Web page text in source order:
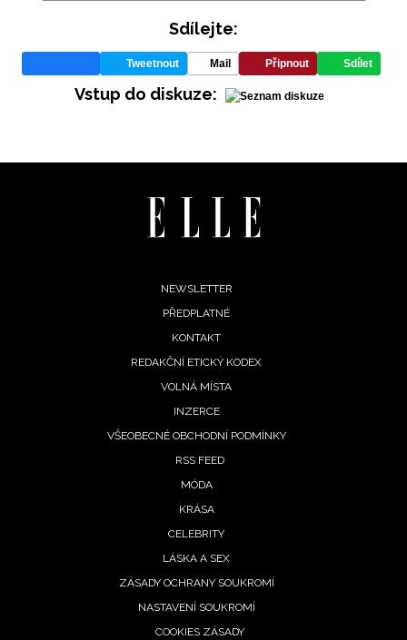
Přihlášením k newsletteru souhlasíte s
podmínkami společnosti BurdaMedia Extra s.r.o.
potvrzujete, že jste se seznámili se
Sdílejte:
Tweetnout Mail Připnout Sdílet
Vstup do diskuze:
NEWSLETTER
PŘEDPLATNÉ
KONTAKT
REDAKČNÍ ETICKÝ KODEX
VOLNÁ MÍSTA
INZERCE
VŠEOBECNÉ OBCHODNÍ PODMÍNKY
RSS FEED
MÓDA
KRÁSA
CELEBRITY
LÁSKA A SEX
ZÁSADY OCHRANY SOUKROMÍ
NASTAVENÍ SOUKROMÍ
COOKIES ZÁSADY